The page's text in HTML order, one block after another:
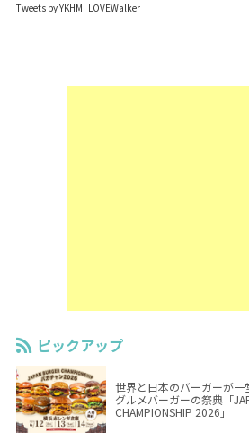
Tweets by YKHM_LOVEWalker
ピックアップ
世界と日本のバーガーが
グルメバーガーの祭典「
CHAMPIONSHIP 2026」